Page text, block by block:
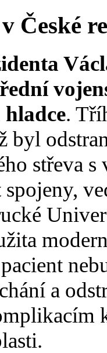
České
.
byl
střeva
a